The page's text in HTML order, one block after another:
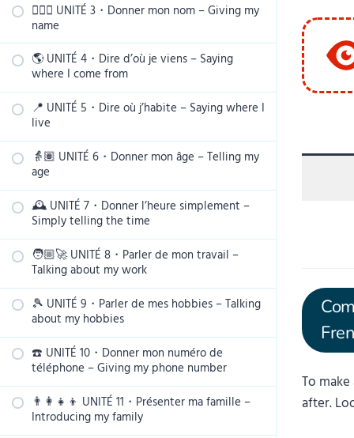
🙋🏾‍♀️ UNITÉ 3・Donner mon nom – Giving my
name
🅶 Les pronoms sujets – The subject
pronouns
🅶 Les articles définis et indéfinis – The
🅶 L’élision – The elision
🆅 Expressions courantes avec “C’est” –
Common expressions with “C’est”
🆂🅵 Donner mon nom – Giving my name
🅿 Les sons de consonnes identiques à
l’anglais – Consonant sounds identical to
English
🌎 UNITÉ 4・Dire d’où je viens – Saying
where I come from
🆅 Les nationalités – Nationalities
🅲🅾 Le verbe “être” – The verb “être”
🅶 Questions avec “quel(le)(s)” –
Questions with “quel(le)(s)”
🆂🅵 Dire d’où je viens – Saying where I
come from
🅿 Le son [i] – The sound [i]
📍 UNITÉ 5・Dire où j’habite – Saying where I
live
🆅 Les noms des pays en français – Names
🅶 Les prépositions avant les lieux –
Prepositions before places
🅶 La place et l’accord des adjectifs – The
position and agreement of adjectives
🆂🅵 Dire où j’habite – Saying where I live
🅿 Le son [o] – The sound [o]
👵🏽 UNITÉ 6・Donner mon âge – Telling my
age
🆅 Les nombres de 20 à 69 – Numbers
from 20 to 69
PRACTICE: les nombres de 20 à 69
🅲🅾 Le verbe “avoir” – The verb “avoir”
PRACTICE: Le verbe “avoir”
🆂🅵 Donner mon âge – Providing my age
🅿 Le son [s] – The sound [s]
🕰 UNITÉ 7・Donner l’heure simplement –
Simply telling the time
🆂🅵 Demander et donner l’heure
simplement – Simply asking and telling
the time
🅿 Les liaisons obligatoires – Mandatory
liaisons
🅿 Le son [e] – The sound [e]
🧑🏼‍🚀 UNITÉ 8・Parler de mon travail –
Talking about my work
🆅 Les professions – Professions
🅶 Questions utilisant la tonalité
ascendante ou “est-ce que” – Questions
using the rising tone or “est-ce que”
🆂🅵 Dire ce que je fais dans la vie –
Saying what I do for a living
🎾 UNITÉ 9・Parler de mes hobbies – Talking
about my hobbies
🆅 Temps libre et sorties – Free time
activities
🆅 Sports et activités physiques – Sports
and physical activities
☎️ UNITÉ 10・Donner mon numéro de
téléphone – Giving my phone number
🆅 Les nombres de 60 à 100 – Numbers
from 60 to 100
👨‍👩‍👧‍👦 UNITÉ 11・Présenter ma famille –
Introducing my family
To
after.